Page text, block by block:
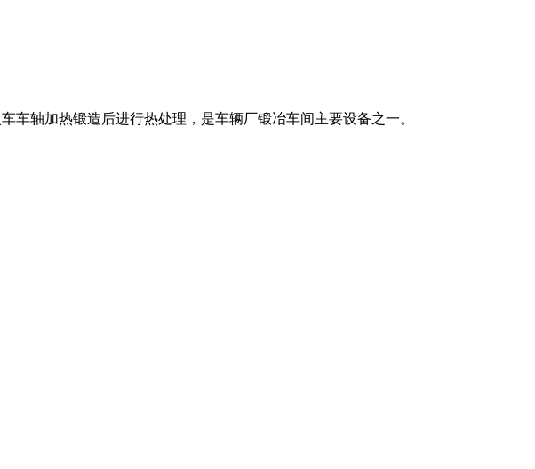
轴加热锻造后进行热处理，是车辆厂锻冶车间主要设备之一。